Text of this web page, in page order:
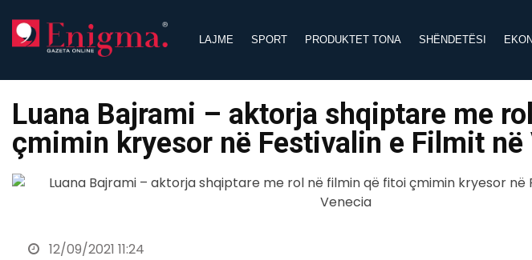
content
LAJME SPORT PRODUKTET TONA SHËNDETËSI
Luana Bajrami – aktorja shqiptare me
çmimin kryesor në Festivalin e Filmit në
12/09/2021 11:24